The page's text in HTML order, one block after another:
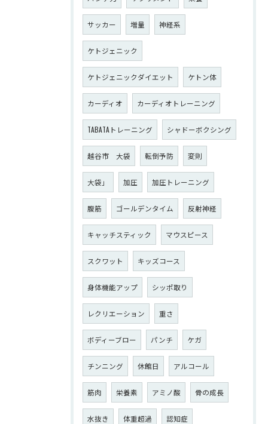
サッカー 増量 神経系
ケトジェニック
ケトジェニックダイエット ケトン体
カーディオ カーディオトレーニング
TABATAトレーニング シャドーボクシング
越谷市 大袋 転倒予防 変則
大袋」 加圧 加圧トレーニング
腹筋 ゴールデンタイム 反射神経
キャッチスティック マウスピース
スクワット キッズコース
身体機能アップ シッポ取り
レクリエーション 重さ
ボディーブロー パンチ ケガ
チンニング 休館日 アルコール
筋肉 栄養素 アミノ酸 骨の成長
水抜き 体重超過 認知症